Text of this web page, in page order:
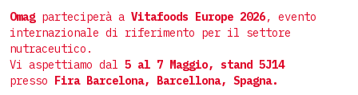
Compresse
Oggetti
Buste 3 saldature
Buste 4 saldature
Doypack
LINEE COMPLETE
Linee complete per stick
Linee complete per buste
Omagparteciperà a Vitafoods Europe 2026, evento
internazionale di riferimento per il settore
nutraceutico.
Vi aspettiamo dal 5 al 7 Maggio, stand 5J14
presso Fira Barcelona, Barcellona, Spagna.